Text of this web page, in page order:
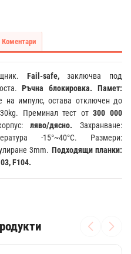
Коментари
Fail-safe,заключва под
Ръчна блокировка. Памет:
на импулс, остава отключен до
Преминал тест от300 000
ляво/дясно. Захранване:
-15°~40°C. Размери:
3mm. Подходящи планки:
F104.